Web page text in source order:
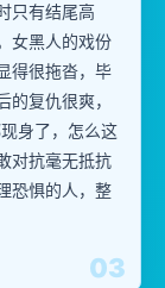
03
只有结尾高
女黑人的戏份
得很拖沓，毕
复仇很爽，
身了，怎么这
对抗毫无抵抗
恐惧的人，整